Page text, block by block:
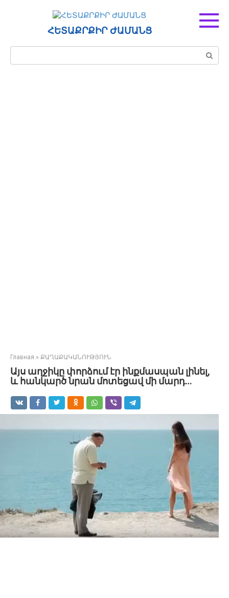
ՀԵՏԱՔՐՔԻՐ ԺԱՄԱՆՑ
Поиск:
Главная » ՔԱՂԱՔԱԿԱՆՈՒԹՅՈՒՆ
Այս աղջիկը փորձում էր ինքմասպան լինել,
և հանկարծ նրան մոտեցավ մի մարդ…